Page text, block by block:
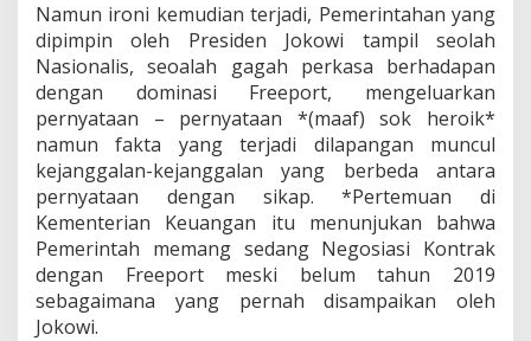
Namun ironi kemudian terjadi, Pemerintahan yang
dipimpin oleh Presiden Jokowi tampil seolah
Nasionalis, seoalah gagah perkasa berhadapan
dengan dominasi Freeport, mengeluarkan
pernyataan – pernyataan *(maaf) sok heroik*
namun fakta yang terjadi dilapangan muncul
kejanggalan-kejanggalan yang berbeda antara
pernyataan dengan sikap. *Pertemuan di
Kementerian Keuangan itu menunjukan bahwa
Pemerintah memang sedang Negosiasi Kontrak
dengan Freeport meski belum tahun 2019
sebagaimana yang pernah disampaikan oleh
Jokowi.